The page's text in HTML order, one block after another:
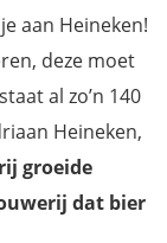
aan Heineken!
deze moet
al zo’n 140
Heineken,
groeide
dat bier